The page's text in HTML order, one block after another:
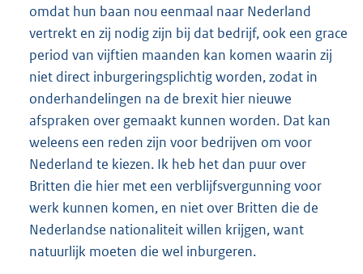
omdat hun baan nou eenmaal naar Nederland
vertrekt en zij nodig zijn bij dat bedrijf, ook een grace
period van vijftien maanden kan komen waarin zij
niet direct inburgeringsplichtig worden, zodat in
onderhandelingen na de brexit hier nieuwe
afspraken over gemaakt kunnen worden. Dat kan
weleens een reden zijn voor bedrijven om voor
Nederland te kiezen. Ik heb het dan puur over
Britten die hier met een verblijfsvergunning voor
werk kunnen komen, en niet over Britten die de
Nederlandse nationaliteit willen krijgen, want
natuurlijk moeten die wel inburgeren.